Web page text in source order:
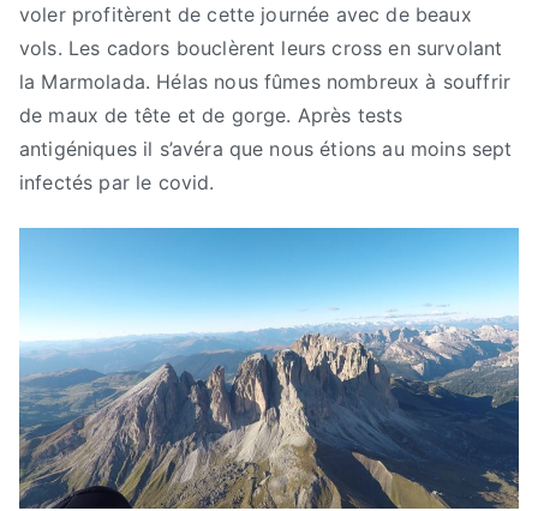
voler profitèrent de cette journée avec de beaux
vols. Les cadors bouclèrent leurs cross en survolant
la Marmolada. Hélas nous fûmes nombreux à souffrir
de maux de tête et de gorge. Après tests
antigéniques il s’avéra que nous étions au moins sept
infectés par le covid.